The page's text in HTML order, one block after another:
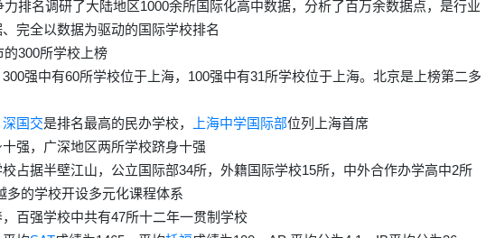
排名调研了大陆地区1000余所国际化高中数据，分析了百万余数据点， 是行业
完全以数据为驱动的国际学校排名
300所学校上榜
强中有60所学校位于上海，100强中有31所学校位于上海。 北京是上榜第二多
深国交是排名最高的民办学校， 上海中学国际部位列上海首席
强，广深地区两所学校跻身十强
校占据半壁江山， 公立国际部34所， 外籍国际学校15所， 中外合作办学高中2所
多的学校开设多元化课程体系
百强学校中共有47所十二年一贯制学校